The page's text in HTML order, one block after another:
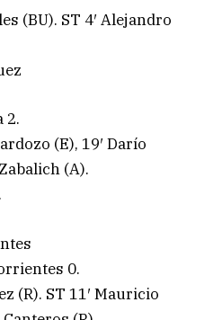
(BU). ST 4′ Alejandro
2.
(E), 19′ Darío
(A).
0.
(R). ST 11′ Mauricio